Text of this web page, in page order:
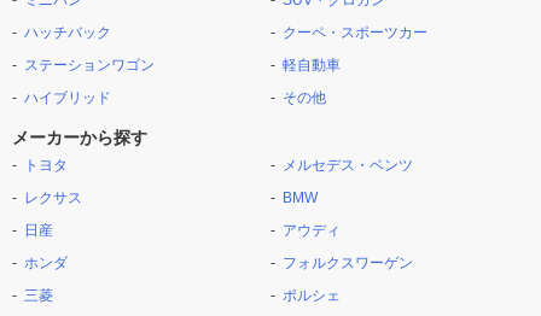
ハッチバック
ステーションワゴン
ハイブリッド
クーペ・スポーツカー
軽自動車
その他
メーカーから探す
トヨタ
レクサス
日産
ホンダ
三菱
メルセデス・ベンツ
BMW
アウディ
フォルクスワーゲン
ポルシェ